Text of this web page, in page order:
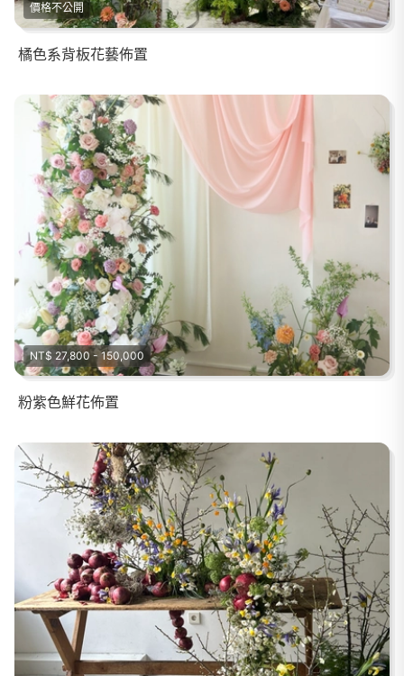
價格不公開
橘色系背板花藝佈置
NT$ 27,800 - 150,000
粉紫色鮮花佈置